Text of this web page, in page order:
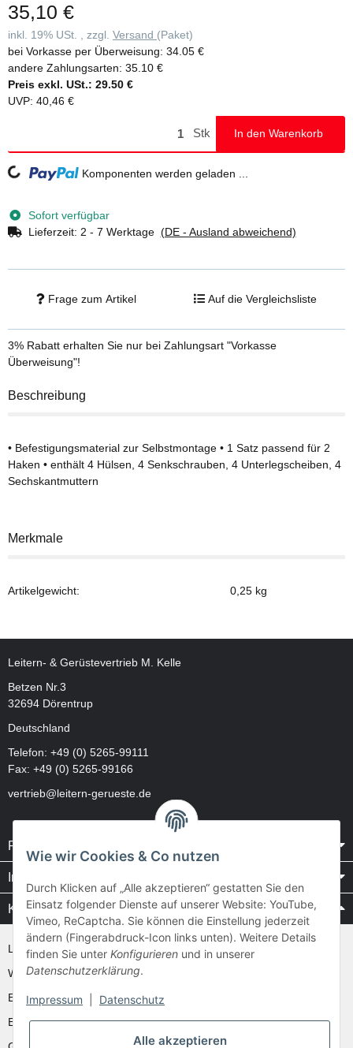
35,10 €
inkl. 19% USt. , zzgl. Versand (Paket)
bei Vorkasse per Überweisung: 34.05 €
andere Zahlungsarten: 35.10 €
Preis exkl. USt.: 29.50 €
UVP: 40,46 €
Stk In den Warenkorb
Loading... Komponenten werden geladen ...
Sofort verfügbar
Lieferzeit: 2 - 7 Werktage (DE - Ausland abweichend)
Frage zum Artikel Auf die Vergleichsliste
3% Rabatt erhalten Sie nur bei Zahlungsart "Vorkasse
Überweisung"!
Beschreibung
• Befestigungsmaterial zur Selbstmontage • 1 Satz passend für 2
Haken • enthält 4 Hülsen, 4 Senkschrauben, 4 Unterlegscheiben, 4
Sechskantmuttern
Merkmale
Artikelgewicht: 0,25 kg
Leitern- & Gerüstevertrieb M. Kelle
Betzen Nr.3
32694 Dörentrup
Deutschland
Telefon: +49 (0) 5265-99111
Fax: +49 (0) 5265-99166
vertrieb@leitern-gerueste.de
Rechtliches
Informationen
Kataloge / Videos
Layher Videos und Downloads
WAKÜ
Ernst
Euroline
Wie wir Cookies & Co nutzen
Durch Klicken auf „Alle akzeptieren“ gestatten Sie den
Einsatz folgender Dienste auf unserer Website: YouTube,
Vimeo, ReCaptcha. Sie können die Einstellung jederzeit
ändern (Fingerabdruck-Icon links unten). Weitere Details
finden Sie unter Konfigurieren und in unserer
Datenschutzerklärung.
Impressum Datenschutz
Alle akzeptieren